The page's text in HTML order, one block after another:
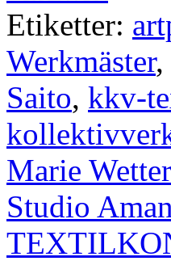
Etiketter:
Werkmäster,
Saito, kkv-
Marie
Studio